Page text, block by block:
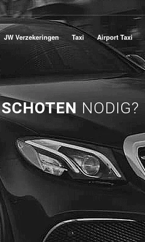
JW Verzekeringen Taxi Airport Taxi
NODIG?